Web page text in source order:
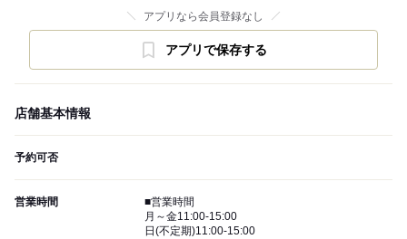
アプリなら会員登録なし
アプリで保存する
店舗基本情報
予約可否
営業時間
■営業時間
月～金11:00-15:00
日(不定期)11:00-15:00